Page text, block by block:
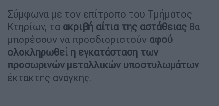
Σύμφωνα με τον επίτροπο του Τμήματος
Κτηρίων, τα ακριβή αίτια της αστάθειας θα
μπορέσουν να προσδιοριστούν αφού
ολοκληρωθεί η εγκατάσταση των
προσωρινών μεταλλικών υποστυλωμάτων
έκτακτης ανάγκης.